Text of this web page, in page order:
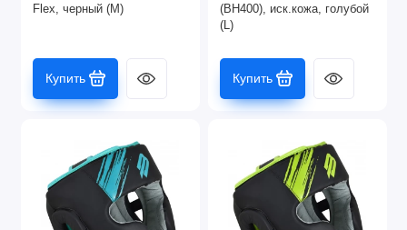
Flex, черный (M)
Купить
(BH400), иск.кожа, голубой
(L)
Купить